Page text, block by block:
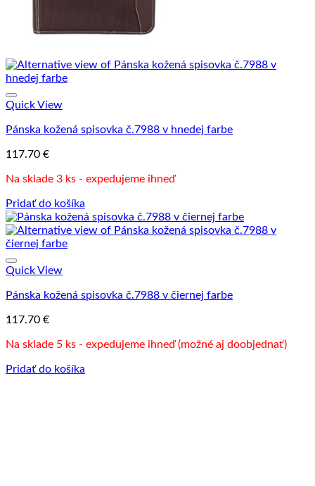
Quick View
Pánska kožená spisovka č.7988 v hnedej farbe
117.70 €
Na sklade 3 ks - expedujeme ihneď
Pridať do košíka
Quick View
Pánska kožená spisovka č.7988 v čiernej farbe
117.70 €
Na sklade 5 ks - expedujeme ihneď (možné aj doobjednať)
Pridať do košíka